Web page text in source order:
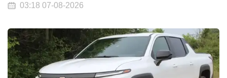
03:18 07-08-2026